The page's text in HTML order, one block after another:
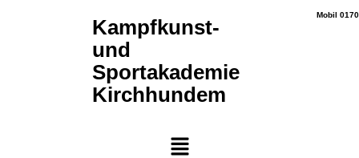
Kampfkunst-
und
Sportakademie
Kirchhundem
Mobil